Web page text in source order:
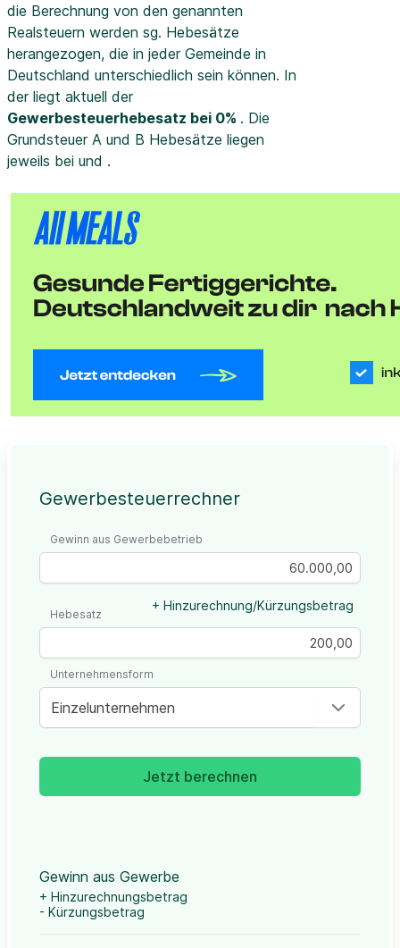
die Berechnung von den genannten
Realsteuern werden sg. Hebesätze
herangezogen, die in jeder Gemeinde in
Deutschland unterschiedlich sein können. In
der liegt aktuell der
Gewerbesteuerhebesatz bei 0% . Die
Grundsteuer A und B Hebesätze liegen
jeweils bei und .
Gewerbesteuerrechner
Gewinn aus Gewerbebetrieb
+ Hinzurechnung/Kürzungsbetrag
Hebesatz
Einzelunternehmen
Unternehmensform
Jetzt berechnen
Gewinn aus Gewerbe
+ Hinzurechnungsbetrag
- Kürzungsbetrag